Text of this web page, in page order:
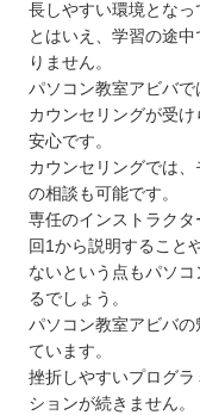
長しやすい環境となっ
とはいえ、学習の途
りません。
パソコン教室アビバ
カウンセリングが受
安心です。
カウンセリングでは
の相談も可能です。
専任のインストラク
回1から説明すること
ないという点もパソ
るでしょう。
パソコン教室アビバ
ています。
挫折しやすいプログ
ションが続きません。